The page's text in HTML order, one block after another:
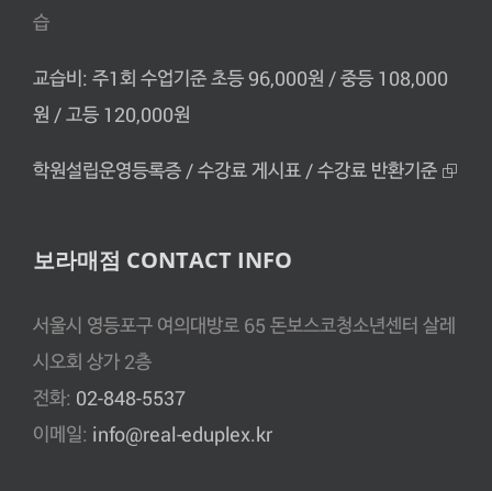
습
교습비: 주1회 수업기준 초등 96,000원 / 중등 108,000
원 / 고등 120,000원
학원설립운영등록증 / 수강료 게시표 / 수강료 반환기준 ⮺
보라매점 CONTACT INFO
서울시 영등포구 여의대방로 65 돈보스코청소년센터 살레
시오회 상가 2층
전화: 02-848-5537
이메일: info@real-eduplex.kr